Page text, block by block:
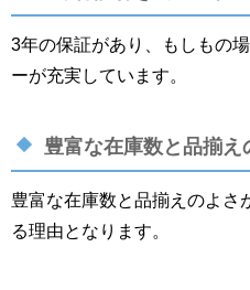
3年の保証があり、もしもの
ーが充実しています。
豊富な在庫数と品揃え
豊富な在庫数と品揃えのよさ
る理由となります。